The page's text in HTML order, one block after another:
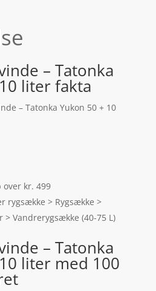
– Tatonka
liter fakta
– Tatonka Yukon 50 + 10
over kr. 499
rygsække > Rygsække >
> Vandrerygsække (40-75 L)
– Tatonka
liter med 100